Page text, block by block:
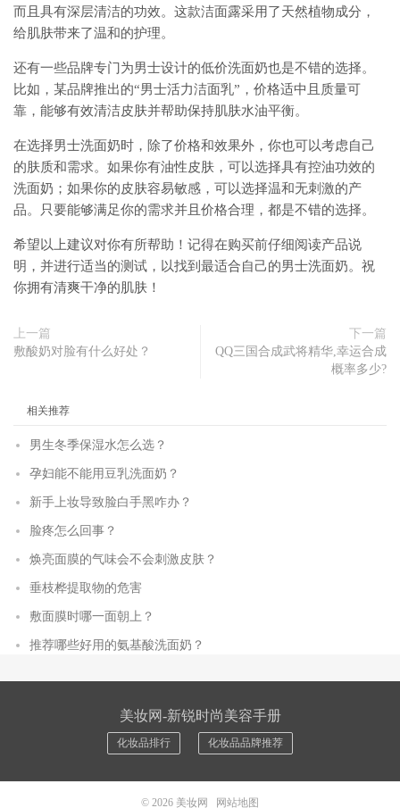
而且具有深层清洁的功效。这款洁面露采用了天然植物成分，
给肌肤带来了温和的护理。
还有一些品牌专门为男士设计的低价洗面奶也是不错的选择。
比如，某品牌推出的“男士活力洁面乳”，价格适中且质量可
靠，能够有效清洁皮肤并帮助保持肌肤水油平衡。
在选择男士洗面奶时，除了价格和效果外，你也可以考虑自己
的肤质和需求。如果你有油性皮肤，可以选择具有控油功效的
洗面奶；如果你的皮肤容易敏感，可以选择温和无刺激的产
品。只要能够满足你的需求并且价格合理，都是不错的选择。
希望以上建议对你有所帮助！记得在购买前仔细阅读产品说
明，并进行适当的测试，以找到最适合自己的男士洗面奶。祝
你拥有清爽干净的肌肤！
上一篇
敷酸奶对脸有什么好处？
下一篇
QQ三国合成武将精华,幸运合成
概率多少?
相关推荐
男生冬季保湿水怎么选？
孕妇能不能用豆乳洗面奶？
新手上妆导致脸白手黑咋办？
脸疼怎么回事？
焕亮面膜的气味会不会刺激皮肤？
垂枝桦提取物的危害
敷面膜时哪一面朝上？
推荐哪些好用的氨基酸洗面奶？
美妆网-新锐时尚美容手册
化妆品排行 化妆品品牌推荐
© 2026 美妆网 网站地图